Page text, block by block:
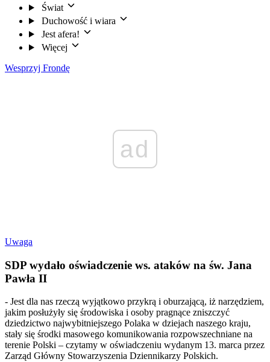
Świat
Duchowość i wiara
Jest afera!
Więcej
Wesprzyj Frondę
ad
Uwaga
SDP wydało oświadczenie ws. ataków na św. Jana
Pawła II
- Jest dla nas rzeczą wyjątkowo przykrą i oburzającą, iż narzędziem,
jakim posłużyły się środowiska i osoby pragnące zniszczyć
dziedzictwo najwybitniejszego Polaka w dziejach naszego kraju,
stały się środki masowego komunikowania rozpowszechniane na
terenie Polski – czytamy w oświadczeniu wydanym 13. marca przez
Zarząd Główny Stowarzyszenia Dziennikarzy Polskich.